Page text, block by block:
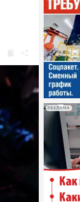
РЕКЛАМА